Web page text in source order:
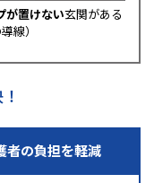
が置けない玄関がある
線）
者の負担を軽減